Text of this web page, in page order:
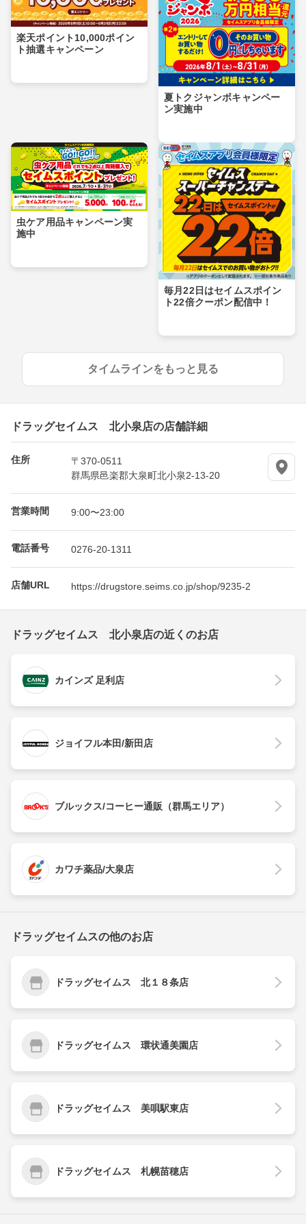
楽天ポイント10,000ポイン
ト抽選キャンペーン
夏トクジャンボキャンペー
ン実施中
虫ケア用品キャンペーン実
施中
毎月22日はセイムスポイン
ト22倍クーポン配信中！
タイムラインをもっと見る
ドラッグセイムス 北小泉店の店舗詳細
住所
〒370-0511
群馬県邑楽郡大泉町北小泉2-13-20
営業時間 9:00〜23:00
電話番号 0276-20-1311
店舗URL https://drugstore.seims.co.jp/shop/9235-2
ドラッグセイムス 北小泉店の近くのお店
カインズ 足利店
ジョイフル本田/新田店
ブルックス/コーヒー通販（群馬エリア）
カワチ薬品/大泉店
ドラッグセイムスの他のお店
ドラッグセイムス 北１８条店
ドラッグセイムス 環状通美園店
ドラッグセイムス 美唄駅東店
ドラッグセイムス 札幌苗穂店